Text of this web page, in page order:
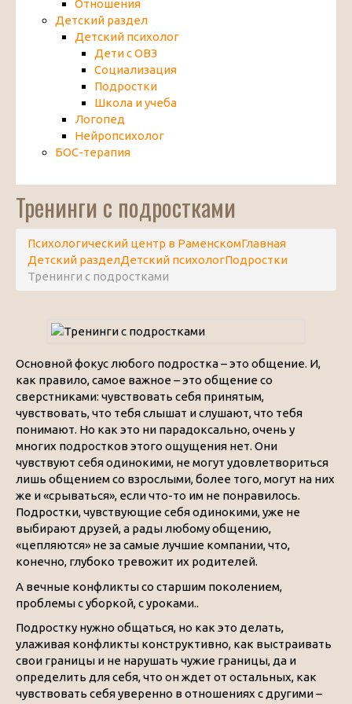
Отношения
Детский раздел
Детский психолог
Дети с ОВЗ
Социализация
Подростки
Школа и учеба
Логопед
Нейропсихолог
БОС-терапия
Тренинги с подростками
Психологический центр в РаменскомГлавная
Детский разделДетский психологПодростки
Тренинги с подростками
Основной фокус любого подростка – это общение. И,
как правило, самое важное – это общение со
сверстниками: чувствовать себя принятым,
чувствовать, что тебя слышат и слушают, что тебя
понимают. Но как это ни парадоксально, очень у
многих подростков этого ощущения нет. Они
чувствуют себя одинокими, не могут удовлетвориться
лишь общением со взрослыми, более того, могут на них
же и «срываться», если что-то им не понравилось.
Подростки, чувствующие себя одинокими, уже не
выбирают друзей, а рады любому общению,
«цепляются» не за самые лучшие компании, что,
конечно, глубоко тревожит их родителей.
А вечные конфликты со старшим поколением,
проблемы с уборкой, с уроками..
Подростку нужно общаться, но как это делать,
улаживая конфликты конструктивно, как выстраивать
свои границы и не нарушать чужие границы, да и
определить для себя, что он ждет от остальных, как
чувствовать себя уверенно в отношениях с другими –